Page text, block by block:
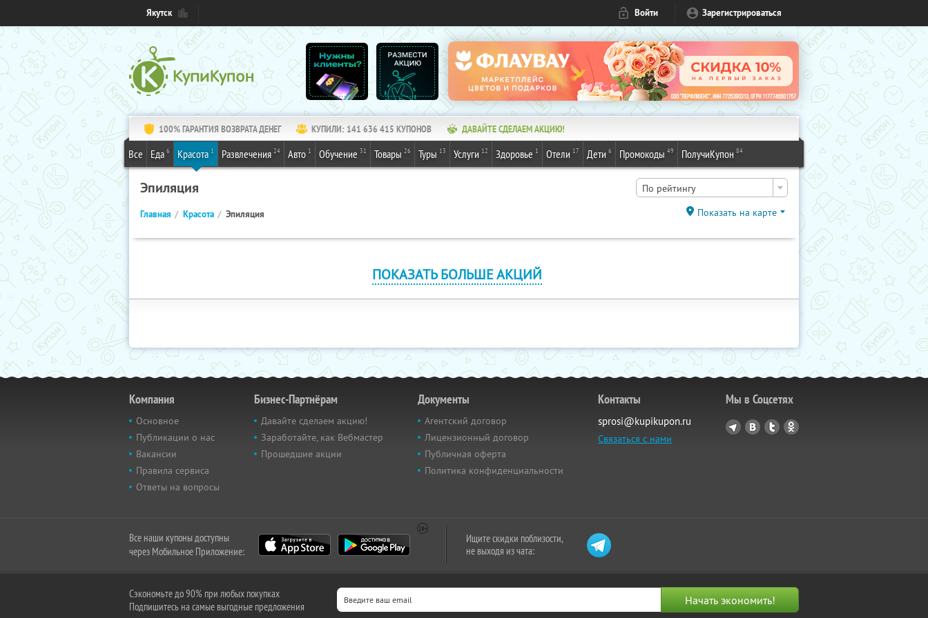
Якутск Войти Зарегистрироваться
100% ГАРАНТИЯ ВОЗВРАТА ДЕНЕГ КУПИЛИ: 141 636 415 КУПОНОВ ДАВАЙТЕ СДЕЛАЕМ АКЦИЮ!
Все Еда 6 Красота 1 Развлечения 24 Авто 1 Обучение 31 Товары 26 Туры 13 Услуги 12 Здоровье 1 Отели 17 Дети 6 Промокоды 49 ПолучиКупон 84
Эпиляция По рейтингу
Главная Красота Эпиляция Показать на карте
ПОКАЗАТЬ БОЛЬШЕ АКЦИЙ
Компания
Основное
Публикации о нас
Вакансии
Правила сервиса
Ответы на вопросы
Бизнес-Партнёрам
Давайте сделаем акцию!
Заработайте, как Вебмастер
Прошедшие акции
Документы
Агентский договор
Лицензионный договор
Публичная оферта
Политика конфиденциальности
Контакты
sprosi@kupikupon.ru
Связаться с нами
Мы в Соцсетях
Все наши купоны доступны
через Мобильное Приложение:
Ищите скидки поблизости,
не выходя из чата:
Сэкономьте до 90% при любых покупках
Подпишитесь на самые выгодные предложения